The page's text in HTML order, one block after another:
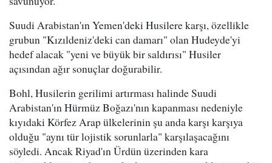
Suudi Arabistan'ın Yemen'deki Husilere karşı, özellikle
grubun "Kızıldeniz'deki can damarı" olan Hudeyde'yi
hedef alacak "yeni ve büyük bir saldırısı" Husiler
açısından ağır sonuçlar doğurabilir.
Bohl, Husilerin gerilimi artırması halinde Suudi
Arabistan'ın Hürmüz Boğazı'nın kapanması nedeniyle
kıyıdaki Körfez Arap ülkelerinin şu anda karşı karşıya
olduğu "aynı tür lojistik sorunlarla" karşılaşacağını
söyledi. Ancak Riyad'ın Ürdün üzerinden kara